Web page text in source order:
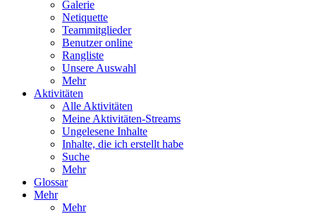
Galerie
Netiquette
Teammitglieder
Benutzer online
Rangliste
Unsere Auswahl
Mehr
Aktivitäten
Alle Aktivitäten
Meine Aktivitäten-Streams
Ungelesene Inhalte
Inhalte, die ich erstellt habe
Suche
Mehr
Glossar
Mehr
Mehr